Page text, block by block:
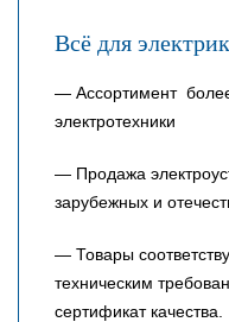
Всё для
— Ассортимент
электротехники
— Продажа
зарубежных и
— Товары
техническим
сертификат качества.